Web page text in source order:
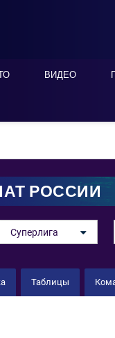
ВИДЕО
РОССИИ
Суперлига
Таблицы